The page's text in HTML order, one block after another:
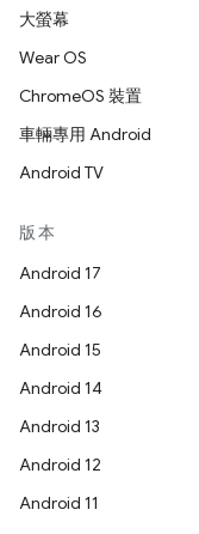
大螢幕
Wear OS
ChromeOS 裝置
車輛專用 Android
Android TV
版本
Android 17
Android 16
Android 15
Android 14
Android 13
Android 12
Android 11